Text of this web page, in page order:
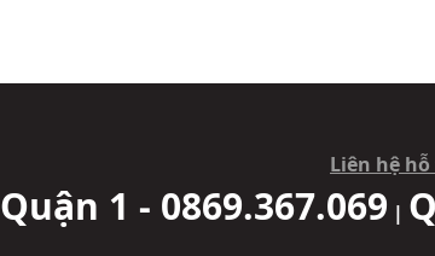
Liên hệ
Quận 1 - 0869.367.069 |